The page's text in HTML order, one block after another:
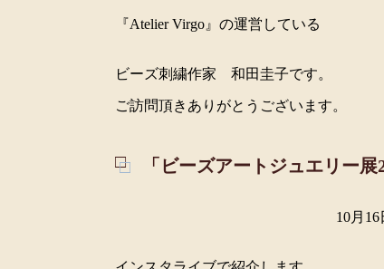
『Atelier Virgo』の運営している
ビーズ刺繍作家 和田圭子です。
ご訪問頂きありがとうございます。
「ビーズアートジュエリー展
10月